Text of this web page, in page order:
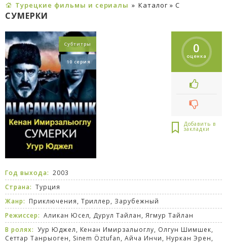
Турецкие фильмы и сериалы » Каталог » С
СУМЕРКИ
Субтитры
10 серия
0
оценка
Год выхода: 2003
Страна: Турция
Жанр: Приключения, Триллер, Зарубежный
Режиссер: Аликан Юсел, Дурул Тайлан, Ягмур Тайлан
В ролях: Уур Юджел, Кенан Имирзалыоглу, Олгун Шимшек,
Сеттар Танрыоген, Sinem Öztufan, Айча Инчи, Нуркан Эрен,